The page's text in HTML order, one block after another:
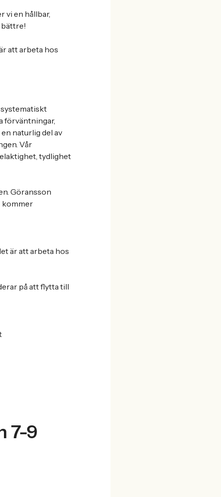
vi en hållbar,
bättre!
att arbeta hos
förväntningar,
naturlig del av
Vår
tydlighet
Göransson
kommer
är att arbeta hos
på att flytta till
7-9